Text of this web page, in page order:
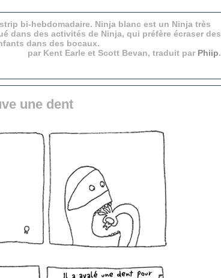
bi-hebdomadaire. Ninja blanc est un Ninja très
dans des activités de Ninja, qui préfère écraser des
dans des bocaux.
par Kent Earle et Scott Bevan, traduit par Phiip.
une dent